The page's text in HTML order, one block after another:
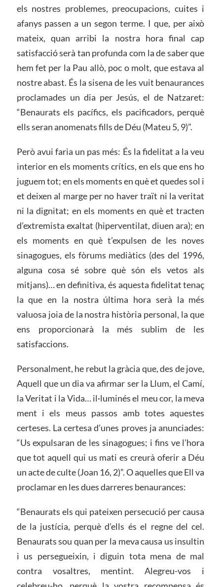
els nostres problemes, preocupacions, cuites i
afanys passen a un segon terme. I que, per això
mateix, quan arribi la nostra hora final cap
satisfacció serà tan profunda com la de saber que
hem fet per la Pau allò, poc o molt, que estava al
nostre abast. És la sisena de les vuit benaurances
proclamades un dia per Jesús, el de Natzaret:
“Benaurats els pacífics, els pacificadors, perquè
ells seran anomenats fills de Déu (Mateu 5, 9)”.
Però avui faria un pas més: És la fidelitat a la veu
interior en els moments crítics, en els que ens ho
juguem tot; en els moments en què et quedes sol i
et deixen al marge per no haver traït ni la veritat
ni la dignitat; en els moments en què et tracten
d’extremista exaltat (hiperventilat, diuen ara); en
els moments en què t’expulsen de les noves
sinagogues, els fòrums mediàtics (des del 1996,
alguna cosa sé sobre què són els vetos als
mitjans)… en definitiva, és aquesta fidelitat tenaç
la que en la nostra última hora serà la més
valuosa joia de la nostra història personal, la que
ens proporcionarà la més sublim de les
satisfaccions.
Personalment, he rebut la gràcia que, des de jove,
Aquell que un dia va afirmar ser la Llum, el Camí,
la Veritat i la Vida… il·luminés el meu cor, la meva
ment i els meus passos amb totes aquestes
certeses. La certesa d’unes proves ja anunciades:
“Us expulsaran de les sinagogues; i fins ve l’hora
que tot aquell qui us mati es creurà oferir a Déu
un acte de culte (Joan 16, 2)”. O aquelles que Ell va
proclamar en les dues darreres benaurances:
“Benaurats els qui pateixen persecució per causa
de la justícia, perquè d’ells és el regne del cel.
Benaurats sou quan per la meva causa us insultin
i us persegueixin, i diguin tota mena de mal
contra vosaltres, mentint. Alegreu-vos i